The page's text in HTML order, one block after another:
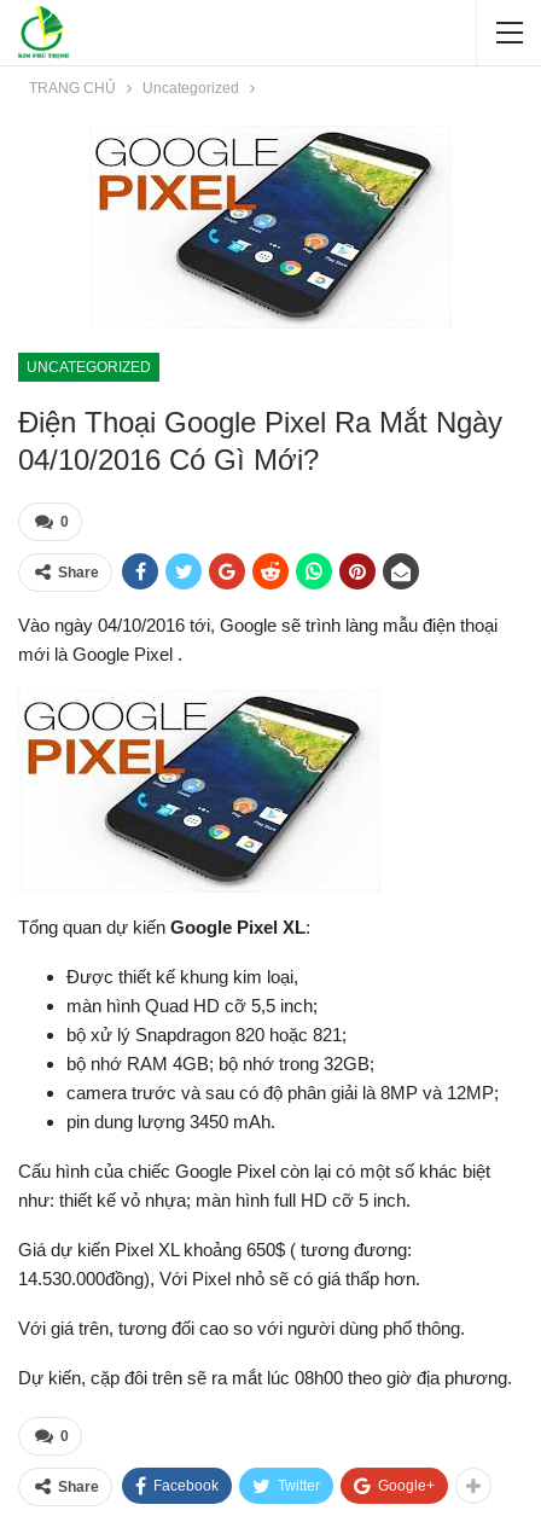
TRANG CHỦ Uncategorized
UNCATEGORIZED
Điện Thoại Google Pixel Ra Mắt Ngày
04/10/2016 Có Gì Mới?
0
Share
Vào ngày 04/10/2016 tới, Google sẽ trình làng mẫu điện thoại
mới là Google Pixel .
Tổng quan dự kiến Google Pixel XL:
Được thiết kế khung kim loại,
màn hình Quad HD cỡ 5,5 inch;
bộ xử lý Snapdragon 820 hoặc 821;
bộ nhớ RAM 4GB; bộ nhớ trong 32GB;
camera trước và sau có độ phân giải là 8MP và 12MP;
pin dung lượng 3450 mAh.
Cấu hình của chiếc Google Pixel còn lại có một số khác biệt
như: thiết kế vỏ nhựa; màn hình full HD cỡ 5 inch.
Giá dự kiến Pixel XL khoảng 650$ ( tương đương:
14.530.000đồng), Với Pixel nhỏ sẽ có giá thấp hơn.
Với giá trên, tương đối cao so với người dùng phổ thông.
Dự kiến, cặp đôi trên sẽ ra mắt lúc 08h00 theo giờ địa phương.
0
Share Facebook Twitter Google+